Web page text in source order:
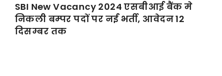
SBI New Vacancy 2024 एसबीआई बैंक मे
निकली बम्पर पदों पर नई भर्ती, आवेदन 12
दिसम्बर तक